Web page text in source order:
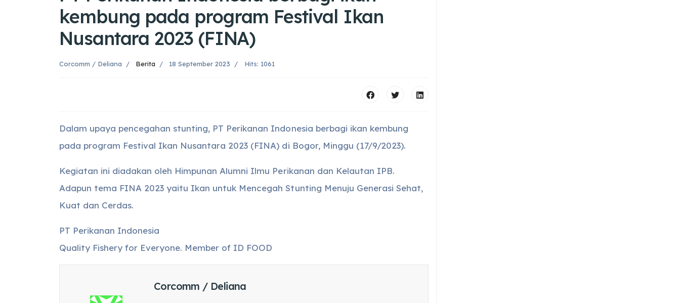
kembung pada program Festival Ikan
Nusantara 2023 (FINA)
Corcomm / Deliana Berita 18 September 2023 Hits: 1061
Dalam upaya pencegahan stunting, PT Perikanan Indonesia berbagi ikan kembung
pada program Festival Ikan Nusantara 2023 (FINA) di Bogor, Minggu (17/9/2023).
Kegiatan ini diadakan oleh Himpunan Alumni Ilmu Perikanan dan Kelautan IPB.
Adapun tema FINA 2023 yaitu Ikan untuk Mencegah Stunting Menuju Generasi Sehat,
Kuat dan Cerdas.
PT Perikanan Indonesia
Quality Fishery for Everyone. Member of ID FOOD
Corcomm / Deliana